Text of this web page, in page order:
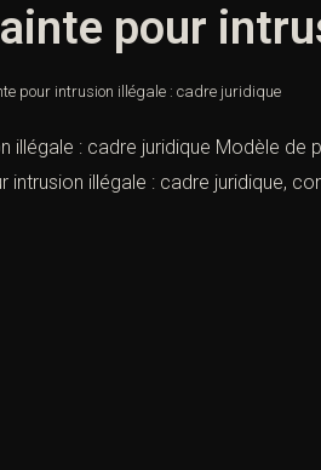
pour
pour intrusion illégale : cadre juridique
illégale : cadre juridique Modèle
illégale : cadre juridique,